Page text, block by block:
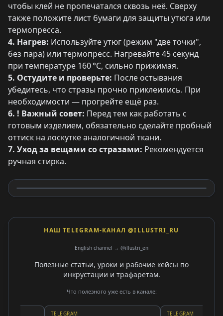
чтобы клей не пропечатался сквозь неё. Сверху
также положите лист бумаги для защиты утюга или
термопресса.
4. Нагрев: Используйте утюг (режим "две точки",
без пара) или термопресс. Нагревайте 45 секунд
при температуре 160 °C, сильно прижимая.
5. Остудите и проверьте: После остывания
убедитесь, что стразы прочно приклеились. При
необходимости — прогрейте ещё раз.
6. ! Важный совет: Перед тем как работать с
готовым изделием, обязательно сделайте пробный
оттиск на лоскутке аналогичной ткани.
7. Уход за вещами со стразами: Рекомендуется
ручная стирка.
НАШ TELEGRAM-КАНАЛ @ILLUSTRI_RU
English channel → @illustri_en
Полезные статьи, уроки и рабочие кейсы по
инкрустации и трафаретам.
Что полезного уже есть в канале:
TELEGRAM TELEGRAM